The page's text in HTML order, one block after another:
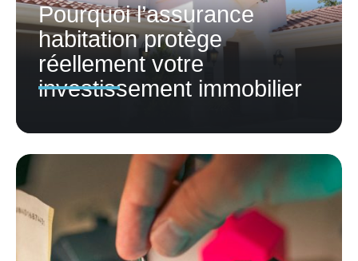
Pourquoi l’assurance
habitation protège
réellement votre
investissement immobilier